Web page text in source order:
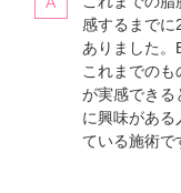
感するまでに
ありました。
これまでの
が実感できる
に興味がある
ている施術で